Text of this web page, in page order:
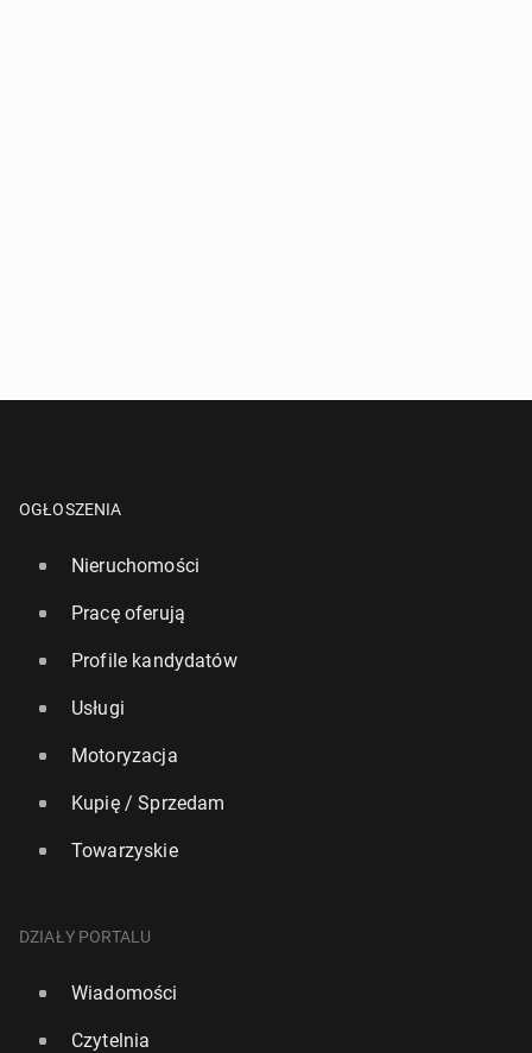
OGŁOSZENIA
Nieruchomości
Pracę oferują
Profile kandydatów
Usługi
Motoryzacja
Kupię / Sprzedam
Towarzyskie
DZIAŁY PORTALU
Wiadomości
Czytelnia